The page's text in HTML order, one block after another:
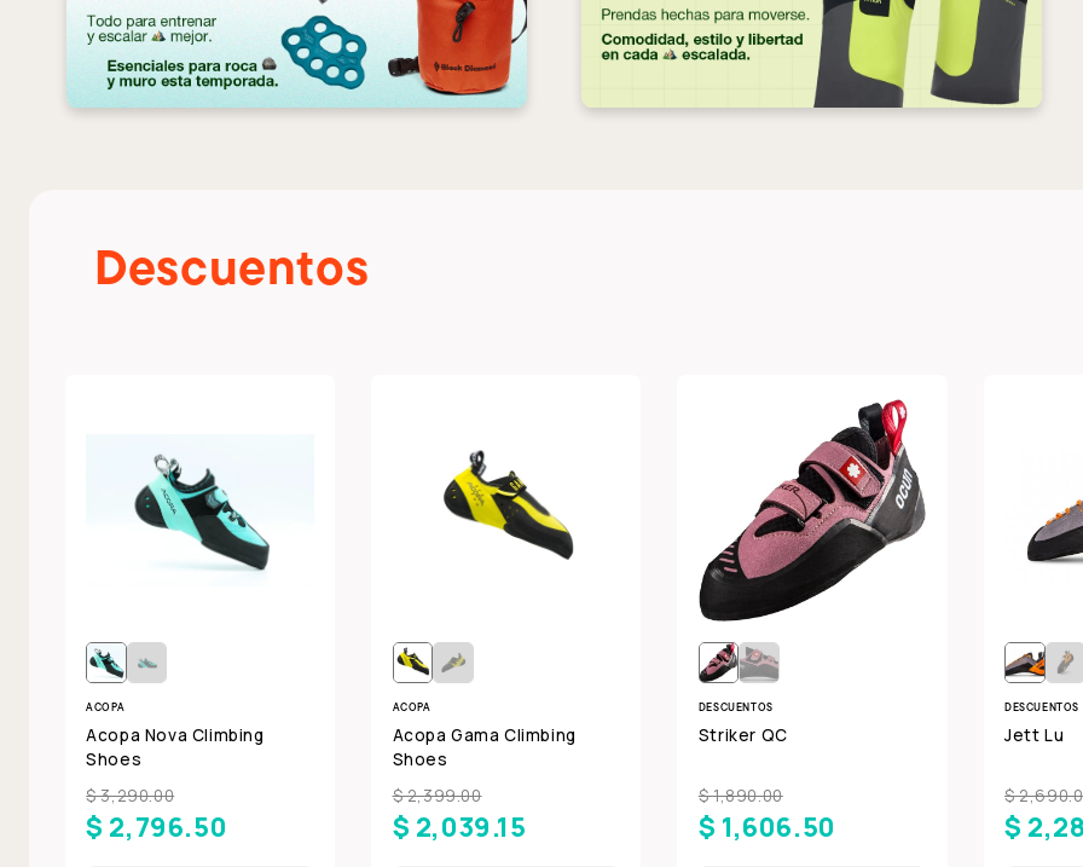
Descuentos
ACOPA
Acopa Nova Climbing
Shoes
$ 3,290.00
$ 2,796.50
ACOPA
Acopa Gama Climbing
Shoes
$ 2,399.00
$ 2,039.15
DESCUENTOS
Striker QC
$ 1,890.00
$ 1,606.50
DESCUENTOS
Jett Lu
$
$